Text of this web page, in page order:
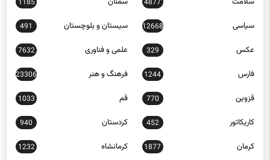
سیاسی 12668 سیستان و بلوچستان 491
عکس 329 علمی و فناوری 7632
فارس 1244 فرهنگ و هنر 23306
قزوین 770 قم 1033
کاریکاتور 452 کردستان 940
کرمان 1877 کرمانشاه 1232
کهگیلویه و بویراحمد 1299 گردشگری 13